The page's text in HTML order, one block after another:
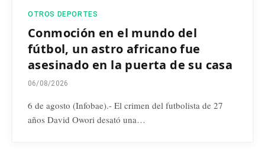
OTROS DEPORTES
Conmoción en el mundo del
fútbol, un astro africano fue
asesinado en la puerta de su casa
06/08/2026
6 de agosto (Infobae).- El crimen del futbolista de 27
años David Owori desató una…